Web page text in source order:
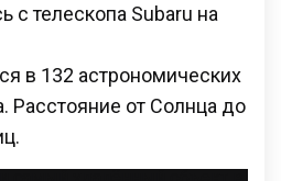
с телескопа Subaru на
в 132 астрономических
Расстояние от Солнца до